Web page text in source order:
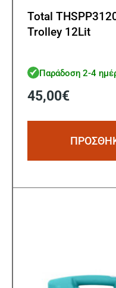
Total
Trolley 12Lit
Παράδοση 2-4
45,00€